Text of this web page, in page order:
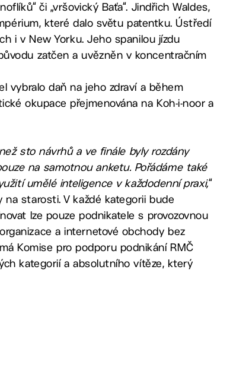
či „vršovický Baťa“. Jindřich Waldes,
které dalo světu patentku. Ústředí
i v New Yorku. Jeho spanilou jízdu
zatčen a uvězněn v koncentračním
vybralo daň na jeho zdraví a během
okupace přejmenována na Koh-i-noor a
sto návrhů a ve finále byly rozdány
na samotnou anketu. Pořádáme také
umělé inteligence v každodenní praxi,“
starosti. V každé kategorii bude
lze pouze podnikatele s provozovnou
a internetové obchody bez
Komise pro podporu podnikání RMČ
kategorií a absolutního vítěze, který